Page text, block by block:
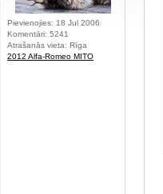
Pievienojies: 18 Jul 2006
Komentāri: 5241
Atrašanās vieta: Rīga
2012 Alfa-Romeo MITO